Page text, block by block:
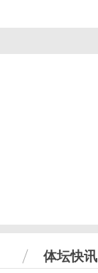
体坛快讯